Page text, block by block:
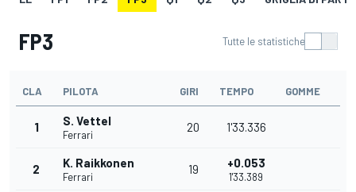
FP3 Tutte le statistiche
CLA PILOTA GIRI TEMPO GOMME
1 S. Vettel
Ferrari
20 1'33.336
2 K. Raikkonen
Ferrari
19 +0.053
1'33.389